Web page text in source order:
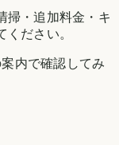
掃・追加料金・キ
ださい。
内で確認してみ